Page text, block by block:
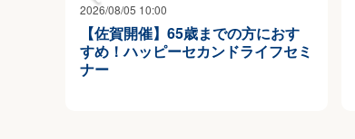
2026/08/05 10:00
【佐賀開催】65歳までの方におす
すめ！ハッピーセカンドライフセミ
ナー